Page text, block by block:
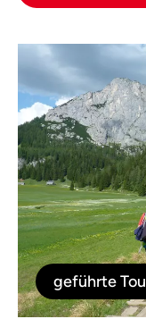
geführte